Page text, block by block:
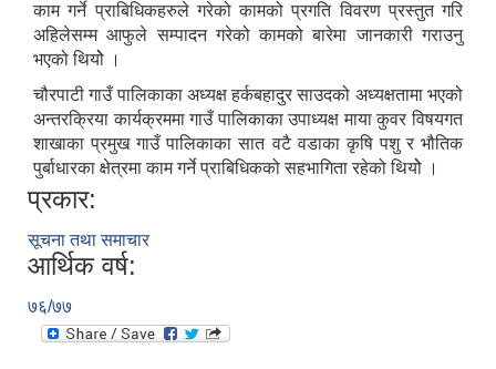
काम गर्ने प्राबिधिकहरुले गरेको कामको प्रगति विवरण प्रस्तुत गरि
अहिलेसम्म आफुले सम्पादन गरेको कामको बारेमा जानकारी गराउनु
भएको थियोे ।
चौरपाटी गाउँ पालिकाका अध्यक्ष हर्कबहादुर साउदको अध्यक्षतामा भएको
अन्तरक्रिया कार्यक्रममा गाउँ पालिकाका उपाध्यक्ष माया कुवर विषयगत
शाखाका प्रमुख गाउँ पालिकाका सात वटै वडाका कृषि पशु र भौतिक
पुर्बाधारका क्षेत्रमा काम गर्ने प्राबिधिकको सहभागिता रहेको थियोे ।
प्रकार:
सूचना तथा समाचार
आर्थिक वर्ष:
७६/७७